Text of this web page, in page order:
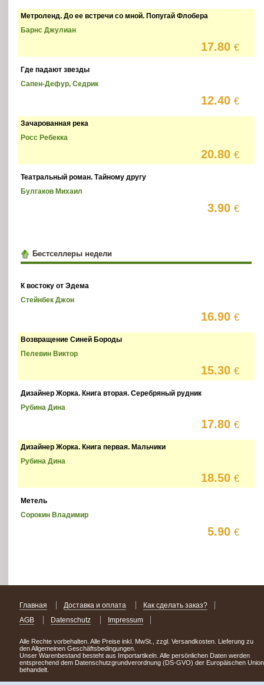
Метроленд. До ее встречи со мной. Попугай Флобера
Барнс Джулиан
17.80€
Где падают звезды
Сапен-Дефур, Седрик
12.40€
Зачарованная река
Росс Ребекка
20.80€
Театральный роман. Тайному другу
Булгаков Михаил
3.90€
Бестселлеры недели
К востоку от Эдема
Стейнбек Джон
16.90€
Возвращение Синей Бороды
Пелевин Виктор
15.30€
Дизайнер Жорка. Книга вторая. Серебряный рудник
Рубина Дина
17.80€
Дизайнер Жорка. Книга первая. Мальчики
Рубина Дина
18.50€
Метель
Сорокин Владимир
5.90€
Главная Доставка и оплата
Как сделать заказ?
AGB
Datenschutz Impressum
Alle Rechte vorbehalten. Alle Preise inkl. MwSt., zzgl. Versandkosten. Lieferung zu
den Allgemeinen Geschäftsbedingungen.
Unser Warenbestand besteht aus Importartikeln. Alle persönlichen Daten werden
entsprechend dem Datenschutzgrundverordnung (DS-GVO) der Europäischen Union
behandelt.